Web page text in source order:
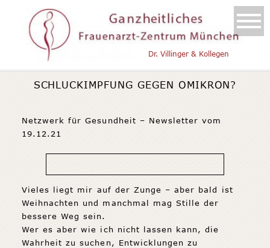
Dr. Villinger & Kollegen
SCHLUCKIMPFUNG GEGEN OMIKRON?
Netzwerk für Gesundheit – Newsletter vom
19.12.21
Vieles liegt mir auf der Zunge – aber bald ist
Weihnachten und manchmal mag Stille der
bessere Weg sein.
Wer es aber wie ich nicht lassen kann, die
Wahrheit zu suchen, Entwicklungen zu